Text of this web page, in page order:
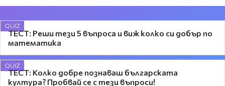
QUIZ
ТЕСТ: Реши тези 5 въпроса и виж колко си добър по
математика
QUIZ
ТЕСТ: Колко добре познаваш българската
култура? Пробвай се с тези въпроси!